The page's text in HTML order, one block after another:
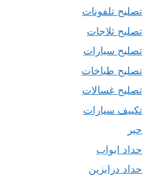
تصليح تلفونات
تصليح ثلاجات
تصليح سيارات
تصليح طباخات
تصليح غسالات
تكييف سيارات
حبر
حداد ابواب
حداد درابزين